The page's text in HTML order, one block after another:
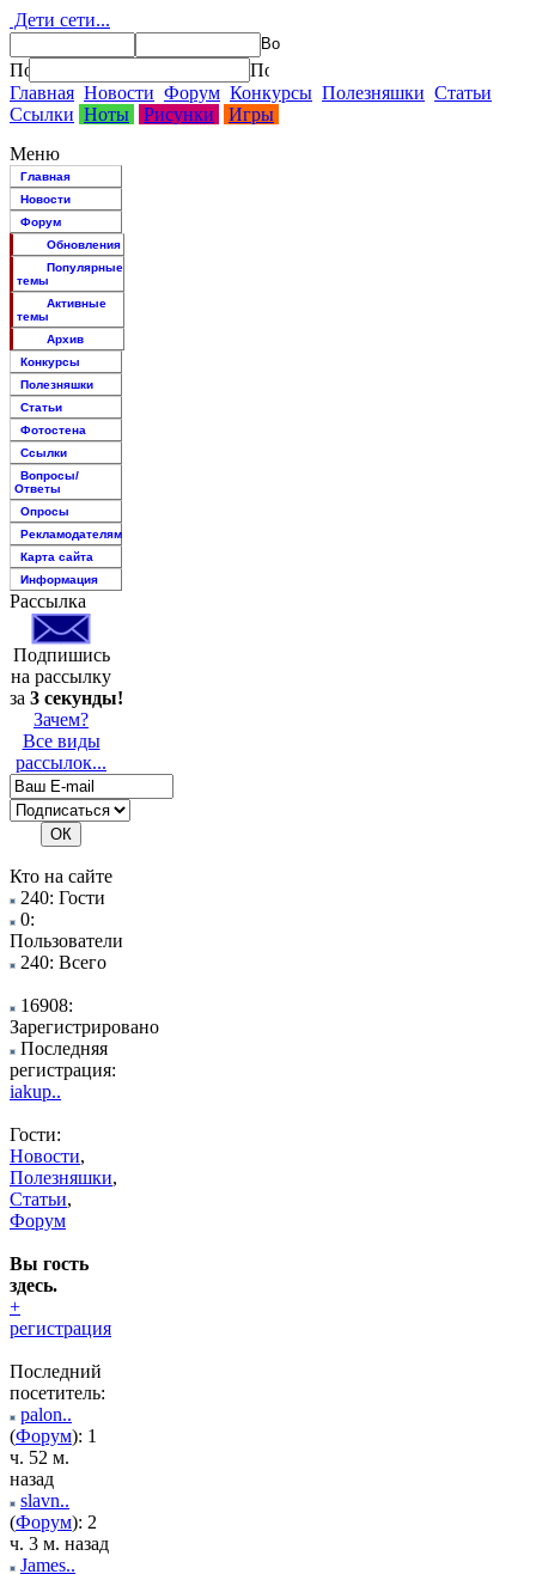
Дети сети...
Главная Новости Форум Конкурсы Полезняшки Статьи
Ссылки Ноты Рисунки
Игры
Меню
Главная
Новости
Форум
Обновления
Популярные
темы
Активные
темы
Архив
Конкурсы
Полезняшки
Статьи
Фотостена
Ссылки
Вопросы/
Ответы
Опросы
Рекламодателям
Карта сайта
Информация
Рассылка
Подпишись
на рассылку
за 3 секунды!
Зачем?
Все виды
рассылок...
Кто на сайте
240: Гости
0:
Пользователи
240: Всего
16908:
Зарегистрировано
Последняя
регистрация:
iakup..
Гости:
Новости,
Полезняшки,
Статьи,
Форум
Вы гость
здесь.
+
регистрация
Последний
посетитель:
palon..
(Форум): 1
ч. 52 м.
назад
slavn..
(Форум): 2
ч. 3 м. назад
James..